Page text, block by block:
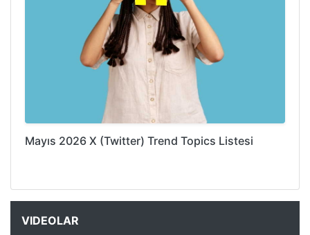
Mayıs 2026 X (Twitter) Trend Topics Listesi
VIDEOLAR